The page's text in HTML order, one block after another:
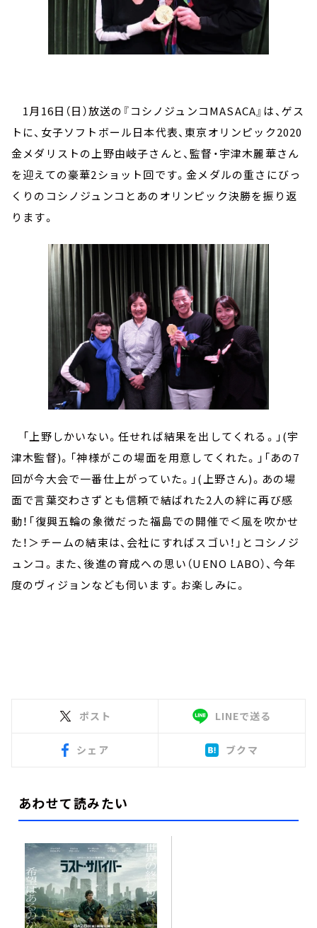
1月16日（日）放送の『コシノジュンコMASACA』は、ゲス
トに、女子ソフトボール日本代表、東京オリンピック2020
金メダリストの上野由岐子さんと、監督・宇津木麗華さん
を迎えての豪華2ショット回です。金メダルの重さにびっ
くりのコシノジュンコとあのオリンピック決勝を振り返
ります。
「上野しかいない。任せれば結果を出してくれる。」(宇
津木監督)。「神様がこの場面を用意してくれた。」「あの7
回が今大会で一番仕上がっていた。」(上野さん)。あの場
面で言葉交わさずとも信頼で結ばれた2人の絆に再び感
動！「復興五輪の象徴だった福島での開催で＜風を吹かせ
た！＞チームの結束は、会社にすればスゴい！」とコシノジ
ュンコ。また、後進の育成への思い（UENO LABO）、今年
度のヴィジョンなども伺います。お楽しみに。
ポスト LINEで送る
シェア ブクマ
あわせて読みたい